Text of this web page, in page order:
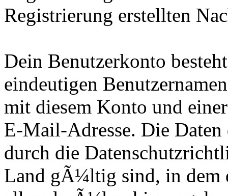
Registrierung erstellten
Dein Benutzerkonto
eindeutigen
mit diesem Konto und
E-Mail-Adresse. Die
durch die
Land gÃ¼ltig sind, in dem